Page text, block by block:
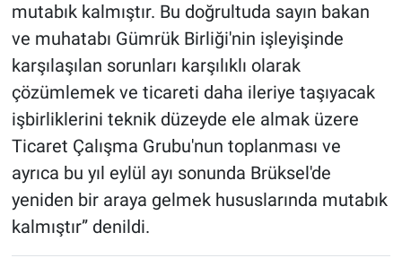
mutabık kalmıştır. Bu doğrultuda sayın bakan
ve muhatabı Gümrük Birliği'nin işleyişinde
karşılaşılan sorunları karşılıklı olarak
çözümlemek ve ticareti daha ileriye taşıyacak
işbirliklerini teknik düzeyde ele almak üzere
Ticaret Çalışma Grubu'nun toplanması ve
ayrıca bu yıl eylül ayı sonunda Brüksel'de
yeniden bir araya gelmek hususlarında mutabık
kalmıştır” denildi.